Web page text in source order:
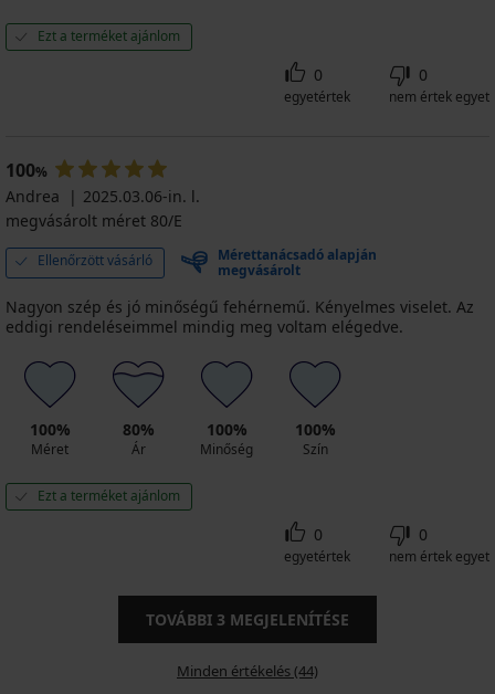
Ezt a terméket ajánlom
0
egyetértek
0
nem értek egyet
100%
Andrea
2025.03.06-in. l.
megvásárolt méret 80/E
Ellenőrzött vásárló
Mérettanácsadó alapján
megvásárolt
Nagyon szép és jó minőségű fehérnemű. Kényelmes viselet. Az
eddigi rendeléseimmel mindig meg voltam elégedve.
100%
Méret
80%
Ár
100%
Minőség
100%
Szín
Ezt a terméket ajánlom
0
egyetértek
0
nem értek egyet
TOVÁBBI 3 MEGJELENÍTÉSE
Minden értékelés (44)